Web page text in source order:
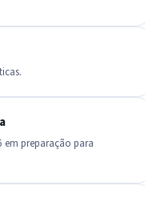
em preparação para